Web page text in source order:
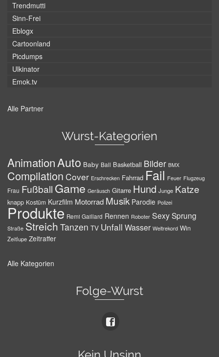
Trendmutti
Sinn-Frei
Eblogx
Cartoonland
Picdumps
Ulkinator
Emok.tv
Alle Partner
Wurst-Kategorien
AnimationAuto Baby Ball Basketball Bilder BMX
Compilation Cover Erschrecken Fahrrad Fail Feuer Flugzeug
Frau Fußball Game Geräusch Gitarre Hund Junge Katze
knapp Kostüm Kurzfilm Motorrad Musik Parodie Polizei
Produkte Remi Gaillard Rennen Roboter SexySprung
Straße Streich Tanzen TV Unfall Wasser Weltrekord Win
Zeitlupe Zeitraffer
Alle Kategorien
Folge-Wurst